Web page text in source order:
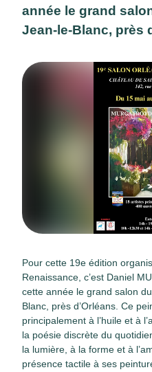
année le grand
Jean-le-Blanc, près
Pour cette 19e édition
Renaissance, c’est Daniel
cette année le grand salon
Blanc, près d’Orléans. Ce
principalement à l’huile et à
la poésie discrète du
la lumière, à la forme et à
présence tactile à ses